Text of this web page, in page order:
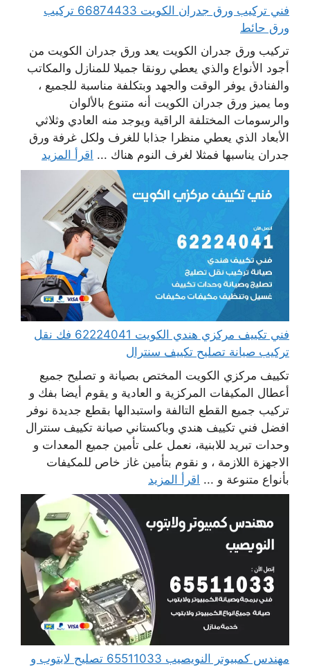
فني تركيب ورق جدران الكويت 66874433 تركيب
ورق حائط
تركيب ورق جدران الكويت يعد ورق جدران الكويت من
أجود الأنواع والذي يعطي رونقا جميلا للمنازل والمكاتب
والفنادق يوفر الوقت والجهد وبتكلفة مناسبة للجميع ،
وما يميز ورق جدران الكويت أنه متنوع بالألوان
والرسومات المختلفة الراقية ويوجد منه العادي وثلاثي
الأبعاد الذي يعطي منظرا جذابا للغرف ولكل غرفة ورق
جدران يناسبها فمثلا لغرف النوم هناك ... اقرأ المزيد
فني تكييف مركزي هندي الكويت 62224041 فك نقل
تركيب صيانة تصليح تكييف سنترال
تكييف مركزي الكويت المختص بصيانة و تصليح جميع
أعطال المكيفات المركزية و العادية و يقوم أيضا بفك و
تركيب جميع القطع التالفة واستبدالها بقطع جديدة نوفر
افضل فني تكييف هندي وباكستاني صيانة تكييف سنترال
وحدات تبريد للابنية، نعمل على تأمين جميع المعدات و
الاجهزة اللازمة ، و نقوم بتأمين غاز خاص للمكيفات
بأنواع متنوعة و ... اقرأ المزيد
مهندس كمبيوتر النويصيب 65511033 تصليح لابتوب و